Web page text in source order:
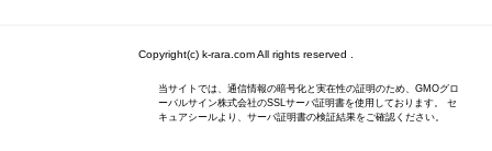
Copyright(c) k-rara.com All rights reserved .
当サイトでは、通信情報の暗号化と実在性の証明のため、GMOグロ
ーバルサイン株式会社のSSLサーバ証明書を使用しております。 セ
キュアシールより、サーバ証明書の検証結果をご確認ください。